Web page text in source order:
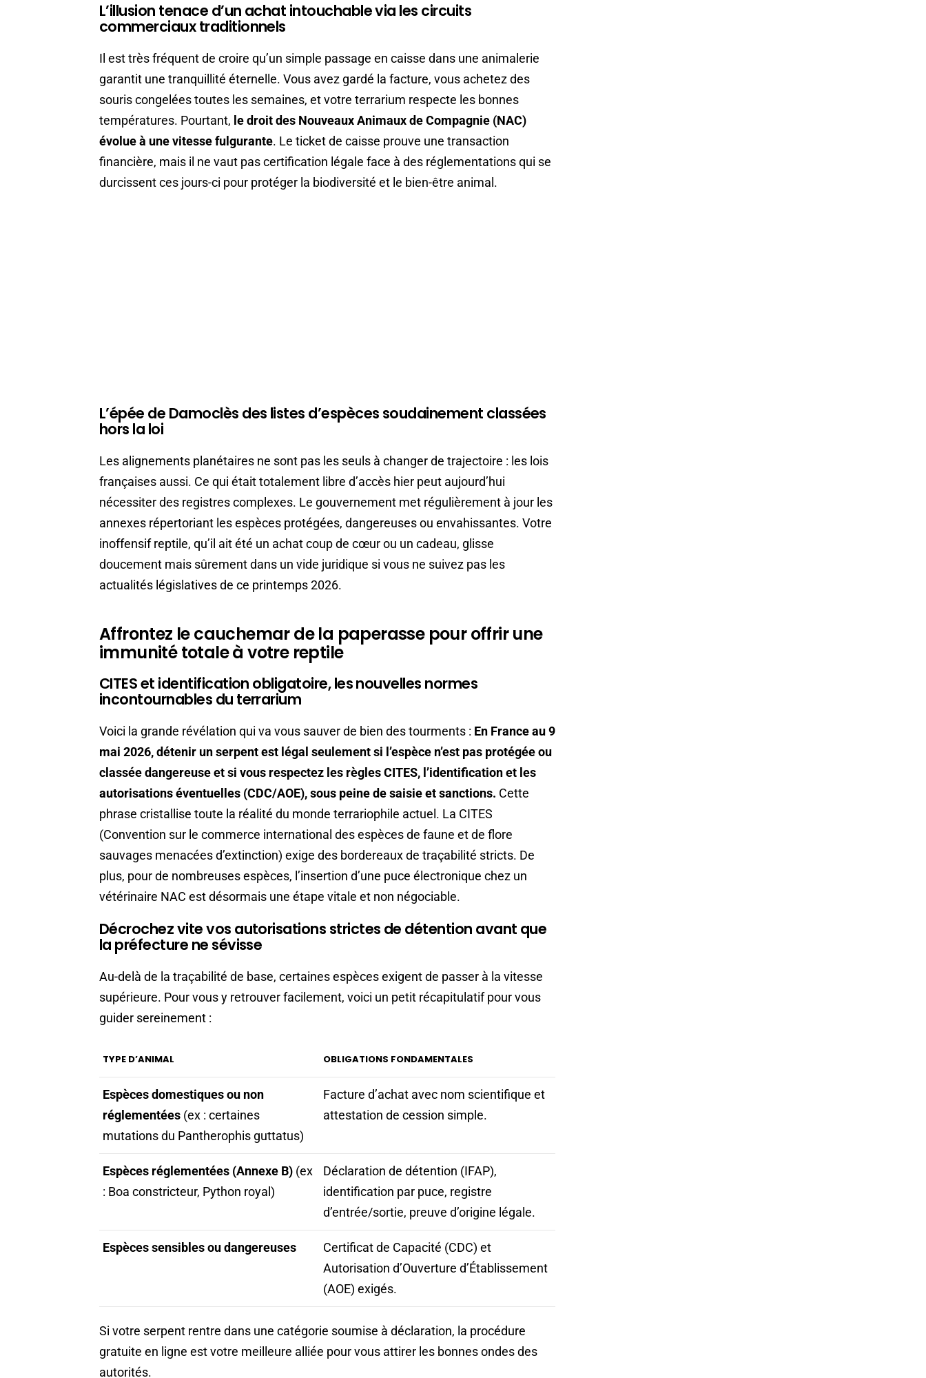
L’illusion tenace d’un achat intouchable via les circuits
commerciaux traditionnels
Il est très fréquent de croire qu’un simple passage en caisse dans une animalerie
garantit une tranquillité éternelle. Vous avez gardé la facture, vous achetez des
souris congelées toutes les semaines, et votre terrarium respecte les bonnes
températures. Pourtant, le droit des Nouveaux Animaux de Compagnie (NAC)
évolue à une vitesse fulgurante. Le ticket de caisse prouve une transaction
financière, mais il ne vaut pas certification légale face à des réglementations qui se
durcissent ces jours-ci pour protéger la biodiversité et le bien-être animal.
L’épée de Damoclès des listes d’espèces soudainement classées
hors la loi
Les alignements planétaires ne sont pas les seuls à changer de trajectoire : les lois
françaises aussi. Ce qui était totalement libre d’accès hier peut aujourd’hui
nécessiter des registres complexes. Le gouvernement met régulièrement à jour les
annexes répertoriant les espèces protégées, dangereuses ou envahissantes. Votre
inoffensif reptile, qu’il ait été un achat coup de cœur ou un cadeau, glisse
doucement mais sûrement dans un vide juridique si vous ne suivez pas les
actualités législatives de ce printemps 2026.
Affrontez le cauchemar de la paperasse pour offrir une
immunité totale à votre reptile
CITES et identification obligatoire, les nouvelles normes
incontournables du terrarium
Voici la grande révélation qui va vous sauver de bien des tourments : En France au 9
mai 2026, détenir un serpent est légal seulement si l’espèce n’est pas protégée ou
classée dangereuse et si vous respectez les règles CITES, l’identification et les
autorisations éventuelles (CDC/AOE), sous peine de saisie et sanctions. Cette
phrase cristallise toute la réalité du monde terrariophile actuel. La CITES
(Convention sur le commerce international des espèces de faune et de flore
sauvages menacées d’extinction) exige des bordereaux de traçabilité stricts. De
plus, pour de nombreuses espèces, l’insertion d’une puce électronique chez un
vétérinaire NAC est désormais une étape vitale et non négociable.
Décrochez vite vos autorisations strictes de détention avant que
la préfecture ne sévisse
Au-delà de la traçabilité de base, certaines espèces exigent de passer à la vitesse
supérieure. Pour vous y retrouver facilement, voici un petit récapitulatif pour vous
guider sereinement :
TYPE D’ANIMAL OBLIGATIONS FONDAMENTALES
Espèces domestiques ou non
réglementées (ex : certaines
mutations du Pantherophis guttatus)
Facture d’achat avec nom scientifique et
attestation de cession simple.
Espèces réglementées (Annexe B) (ex
: Boa constricteur, Python royal)
Déclaration de détention (IFAP),
identification par puce, registre
d’entrée/sortie, preuve d’origine légale.
Espèces sensibles ou dangereuses
Certificat de Capacité (CDC) et
Autorisation d’Ouverture d’Établissement
(AOE) exigés.
Si votre serpent rentre dans une catégorie soumise à déclaration, la procédure
gratuite en ligne est votre meilleure alliée pour vous attirer les bonnes ondes des
autorités.